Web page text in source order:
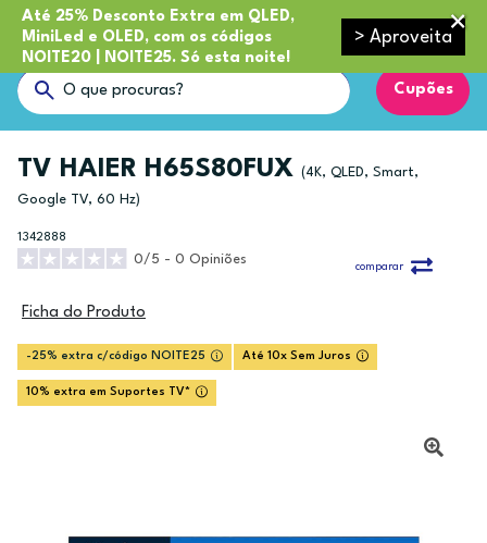
Até 25% Desconto Extra em QLED,
MiniLed e OLED, com os códigos
NOITE20 | NOITE25. Só esta noite!
> Aproveita
Cupões
TV HAIER H65S80FUX (4K, QLED, Smart,
Google TV, 60 Hz)
1342888
0/5 - 0 Opiniões
comparar
Ficha do Produto
-25% extra c/código NOITE25 Até 10x Sem Juros
10% extra em Suportes TV*